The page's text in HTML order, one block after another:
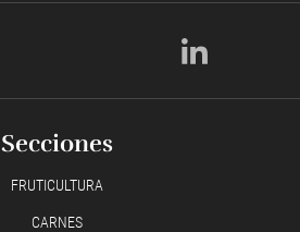
Secciones
FRUTICULTURA
CARNES